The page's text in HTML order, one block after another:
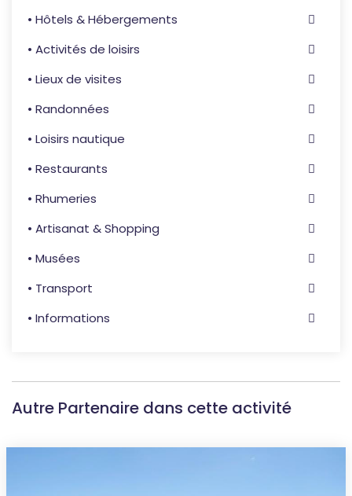
• Hôtels & Hébergements
• Activités de loisirs
• Lieux de visites
• Randonnées
• Loisirs nautique
• Restaurants
• Rhumeries
• Artisanat & Shopping
• Musées
• Transport
• Informations
Autre Partenaire dans cette activité